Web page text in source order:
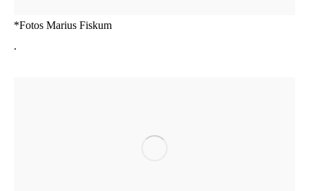
*Fotos Mari­us Fiskum
.